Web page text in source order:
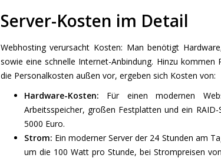
Server-Kosten im Detail
Webhosting verursacht Kosten: Man benötigt
sowie eine schnelle Internet-Anbindung. Hinzu
die Personalkosten außen vor, ergeben sich Kosten von:
Hardware-Kosten: Für einen modernen
Arbeitsspeicher, großen Festplatten und ein
5000 Euro.
Strom: Ein moderner Server der 24 Stunden am
um die 100 Watt pro Stunde, bei Strompreisen